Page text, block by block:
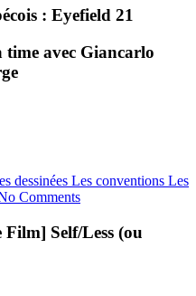
: Eyefield 21
time avec Giancarlo
dessinées Les conventions Les
Comments
Self/Less (ou